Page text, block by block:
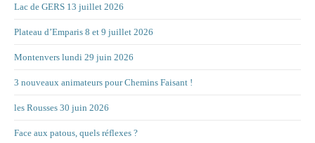
Lac de GERS 13 juillet 2026
Plateau d’Emparis 8 et 9 juillet 2026
Montenvers lundi 29 juin 2026
3 nouveaux animateurs pour Chemins Faisant !
les Rousses 30 juin 2026
Face aux patous, quels réflexes ?